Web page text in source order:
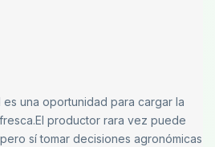
una oportunidad para cargar la
productor rara vez puede
sí tomar decisiones agronómicas